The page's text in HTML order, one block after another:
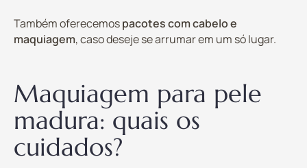
Também oferecemospacotes com cabelo e
maquiagem, caso deseje se arrumar em um só lugar.
Maquiagem para pele
madura: quais os
cuidados?